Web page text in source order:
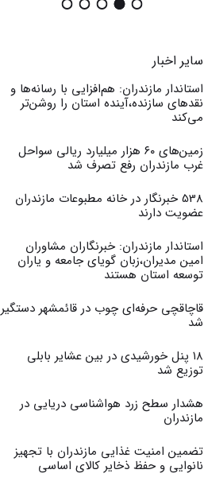
سایر اخبار
استاندار مازندران: هم‌افزایی با رسانه‌ها و
نقدهای سازنده،آینده استان را روشن‌تر
می‌کند
زمین‌های ۶۰ هزار میلیارد ریالی سواحل
غرب مازندران رفع تصرف شد
538 خبرنگار در خانه مطبوعات مازندران
عضویت دارند
استاندار مازندران: خبرنگاران مشاوران
امین مدیران،زبان گویای جامعه و یاران
توسعه استان هستند
قاچاقچی حرفه‌ای چوب در قائمشهر دستگیر
شد
۱۸ پنل خورشیدی در بین عشایر بابلی
توزیع شد
هشدار سطح زرد هواشناسی دریایی در
مازندران
تضمین امنیت غذایی مازندران با تجهیز
نانوایی و حفظ ذخایر کالای اساسی